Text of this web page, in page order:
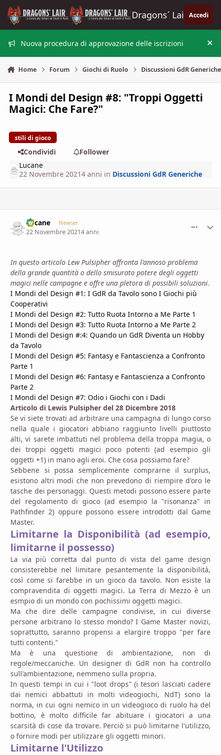
Vai al contenuto
Dragons´ Lair Accedi
Nuova procedura di approvazione delle iscrizioni
Home Forum Giochi di Ruolo Discussioni GdR Generiche
I Mondi del Design #8: "Troppi Oggetti
Magici: Che Fare?"
stili di gioco
Condividi
Follower
Lucane
22 Novembre 20214 anni in Discussioni GdR Generiche
Lucane Newser
22 Novembre 20214 anni
In questo articolo Lew Pulsipher affronta l'annoso problema
della grande quantità o dello smisurato potere degli oggetti
magici nelle campagne e offre una pletora di possibili soluzioni.
I Mondi del Design #1: I GdR da Tavolo sono I Giochi più
Cooperativi
I Mondi del Design #2: Tutto Ruota Intorno a Me Parte 1
I Mondi del Design #3: Tutto Ruota Intorno a Me Parte 2
I Mondi del Design #:4: Quando un GdR Diventa un Hobby
da Tavolo
I Mondi del Design #5: Fantasy e Fantascienza a Confronto
Parte 1
I Mondi del Design #6: Fantasy e Fantascienza a Confronto
Parte 2
I Mondi del Design #7: Odio i Giochi con i Dadi
Articolo di Lewis Pulsipher del 28 Dicembre 2018
Se vi siete trovati ad arbitrare una campagna di lungo corso
nella quale i giocatori abbiano raggiunto livelli piuttosto
alti, vi sarete imbattuti nel problema della troppa magia, o
dei troppi oggetti magici poco potenti (ad esempio gli
oggetti +1) in mano agli eroi. Che cosa possiamo fare?
Sebbene si possa semplicemente comprarne il surplus,
esistono altri modi che non prevedono di riempire d'oro le
tasche dei personaggi. Questi metodi possono essere parte
del regolamento di gioco (ad esempio la "risonanza" in
Pathfinder 2) oppure possono essere introdotti dal Game
Master.
Limitarne la Disponibilità (ad esempio,
limitarne il possesso)
La via più corretta dal punto di vista del game design
consisterebbe nel limitare pesantemente la disponibilità,
così come si farebbe in un gioco da tavolo. Non esiste la
compravendita di oggetti magici. La Terra di Mezzo è un
esmpio di un mondo con pochissimi oggetti magici.
Ma che dire delle campagne condivise, in cui diverse
persone arbitrano lo stesso mondo? I Game Master novizi,
soprattutto, saranno propensi a elargire troppo "per fare
tutti contenti."
Ma è una questione di ambientazione, non di
regole/meccaniche. Un designer di GdR non ha controllo
sull'ambientazione, nemmeno sulla propria.
In questi tempi in cui i "loot drops" (i tesori lasciati cadere
dai nemici abbattuti in molti videogiochi, NdT) sono la
norma, in cui ogni nemico in un videogioco di ruolo ha del
bottino, è molto difficile far abituare i giocatori a una
scarsità di cose da trovare. Perciò si può limitarne l'utilizzo,
o fornire modi per utilizzare gli oggetti minori.
Limitarne l'Utilizzo